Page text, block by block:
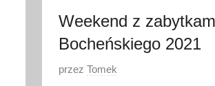
Weekend z
Bocheńskiego 2021
O
przezTomek